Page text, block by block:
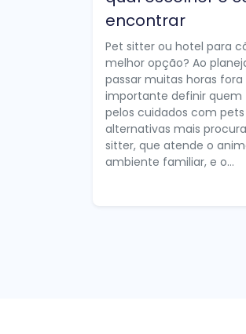
encontrar
Pet sitter ou hotel para
melhor opção? Ao
passar muitas horas fora
importante definir quem
pelos cuidados com pets
alternativas mais
sitter, que atende o
ambiente familiar, e o...